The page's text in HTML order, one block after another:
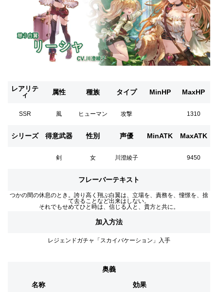
レアリテ
ィ
属性 種族 タイプ MinHP MaxHP
SSR 風 ヒューマン 攻撃 1310
シリーズ 得意武器 性別 声優 MinATK MaxATK
剣 女 川澄綾子 9450
フレーバーテキスト
つかの間の休息のとき。誇り高く翔ぶ白翼は、立場を、責務を、憧憬を、捨
て去ることなど出来はしない。
それでもせめてひと時は、信じる人と、貴方と共に。
加入方法
レジェンドガチャ「スカイバケーション」入手
奥義
名称
効果